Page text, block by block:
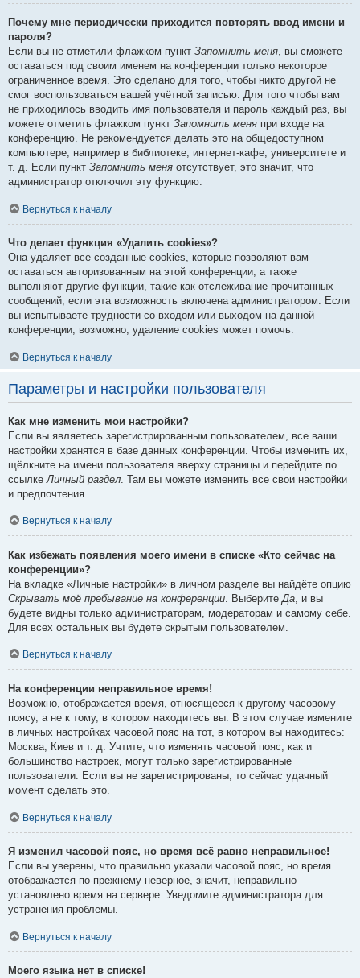
Почему мне периодически приходится повторять ввод имени и
пароля?
Если вы не отметили флажком пункт Запомнить меня, вы сможете
оставаться под своим именем на конференции только некоторое
ограниченное время. Это сделано для того, чтобы никто другой не
смог воспользоваться вашей учётной записью. Для того чтобы вам
не приходилось вводить имя пользователя и пароль каждый раз, вы
можете отметить флажком пункт Запомнить меня при входе на
конференцию. Не рекомендуется делать это на общедоступном
компьютере, например в библиотеке, интернет-кафе, университете и
т. д. Если пункт Запомнить меня отсутствует, это значит, что
администратор отключил эту функцию.
Вернуться к началу
Что делает функция «Удалить cookies»?
Она удаляет все созданные cookies, которые позволяют вам
оставаться авторизованным на этой конференции, а также
выполняют другие функции, такие как отслеживание прочитанных
сообщений, если эта возможность включена администратором. Если
вы испытываете трудности со входом или выходом на данной
конференции, возможно, удаление cookies может помочь.
Вернуться к началу
Параметры и настройки пользователя
Как мне изменить мои настройки?
Если вы являетесь зарегистрированным пользователем, все ваши
настройки хранятся в базе данных конференции. Чтобы изменить их,
щёлкните на имени пользователя вверху страницы и перейдите по
ссылке Личный раздел . Там вы можете изменить все свои настройки
и предпочтения.
Вернуться к началу
Как избежать появления моего имени в списке «Кто сейчас на
конференции»?
На вкладке «Личные настройки» в личном разделе вы найдёте опцию
Скрывать моё пребывание на конференции . Выберите Да , и вы
будете видны только администраторам, модераторам и самому себе.
Для всех остальных вы будете скрытым пользователем.
Вернуться к началу
На конференции неправильное время!
Возможно, отображается время, относящееся к другому часовому
поясу, а не к тому, в котором находитесь вы. В этом случае измените
в личных настройках часовой пояс на тот, в котором вы находитесь:
Москва, Киев и т. д. Учтите, что изменять часовой пояс, как и
большинство настроек, могут только зарегистрированные
пользователи. Если вы не зарегистрированы, то сейчас удачный
момент сделать это.
Вернуться к началу
Я изменил часовой пояс, но время всё равно неправильное!
Если вы уверены, что правильно указали часовой пояс, но время
отображается по-прежнему неверное, значит, неправильно
установлено время на сервере. Уведомите администратора для
устранения проблемы.
Вернуться к началу
Моего языка нет в списке!